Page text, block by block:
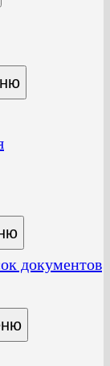
документов